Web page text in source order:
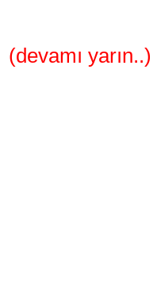
(devamı yarın..)